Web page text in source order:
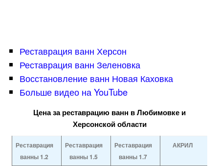
Реставрация ванн Херсон
Реставрация ванн Зеленовка
Восстановление ванн Новая Каховка
Больше видео на YouTube
Цена за реставрацию ванн в Любимовке и
Херсонской области
Реставрация
ванны 1.2
Реставрация
ванны 1.5
Реставрация
ванны 1.7
АКРИЛ